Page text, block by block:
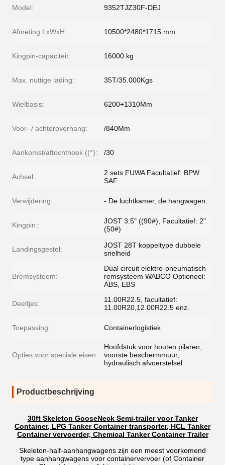
Model: 9352TJZ30F-DEJ
Afmeting LxWxH: 10500*2480*1715 mm
Kingpin-capaciteit: 16000 kg
Max. nuttige lading: 35T/35.000Kgs
Wielbasis: 6200+1310Mm
Voor- / achteroverhang: /840Mm
Aankomst/aftochthoek ((°): /30
Achsel:
2 sets FUWA Facultatief: BPW
SAF
Verwijdering: - De luchtkamer, de hangwagen.
Kingpin::
JOST 3.5" ((90#), Facultatief: 2"
(50#)
Landingsgestel:
JOST 28T koppeltype dubbele
snelheid
Bremsysteem:
Dual circuit elektro-pneumatisch
remsysteem WABCO Optioneel:
ABS, EBS
Deeltjes:
11.00R22.5, facultatief:
11.00R20,12.00R22.5 enz.
Toepassing: Containerlogistiek
Opties voor speciale eisen:
Hoofdstuk voor houten pilaren,
voorste beschermmuur,
hydraulisch afvoerstelsel
Productbeschrijving
30ft Skeleton GooseNeck Semi-trailer voor Tanker
Container, LPG Tanker Container transporter, HCL Tanker
Container vervoerder, Chemical Tanker Container Trailer
Skeleton-half-aanhangwagens zijn een meest voorkomend
type aanhangwagens voor containervervoer (of Container